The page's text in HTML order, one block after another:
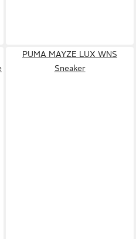
PUMA MAYZE LUX WNS
Sneaker